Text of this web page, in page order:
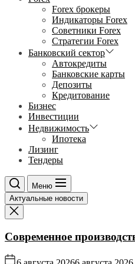
Forex брокеры
Индикаторы Forex
Советники Forex
Стратегии Forex
Банковский сектор
Автокредиты
Банковские карты
Депозиты
Кредитование
Бизнес
Инвестиции
Недвижимость
Ипотека
Лизинг
Тендеры
Меню
Актуальные новости
Современное